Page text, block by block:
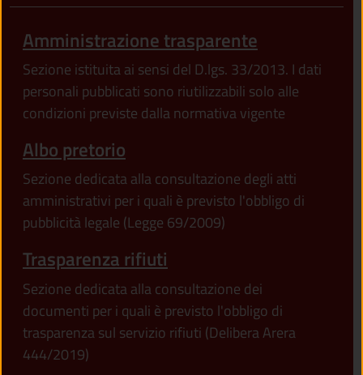
Amministrazione trasparente
Sezione istituita ai sensi del D.lgs. 33/2013. I dati
personali pubblicati sono riutilizzabili solo alle
condizioni previste dalla normativa vigente
Albo pretorio
Sezione dedicata alla consultazione degli atti
amministrativi per i quali è previsto l'obbligo di
pubblicità legale (Legge 69/2009)
Trasparenza rifiuti
Sezione dedicata alla consultazione dei
documenti per i quali è previsto l'obbligo di
trasparenza sul servizio rifiuti (Delibera Arera
444/2019)